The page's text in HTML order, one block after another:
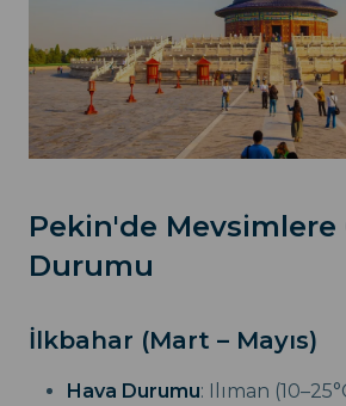
Pekin'de Mevsimlere
Durumu
İlkbahar (Mart – Mayıs)
Hava Durumu: Ilıman